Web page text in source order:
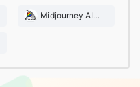
Midjourney AI绘画